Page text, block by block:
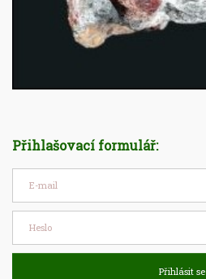
Přihlašovací formulář:
Přihlásit se